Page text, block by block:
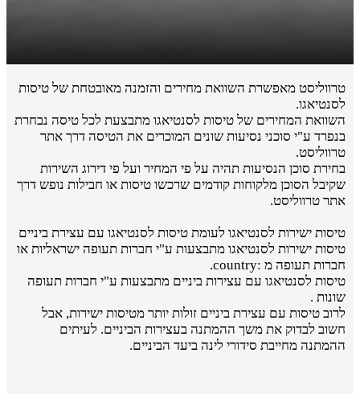
טרווליסט מאפשרת השוואת מחירים והזמנה מאובטחת של טיסות
לסנטיאגו.
השוואת המחירים של טיסות לסנטיאגו מתבצעת לכל טיסה נבחרת
בנפרד ע"י סוכני נסיעות שונים המוכרים את הטיסה דרך אתר
טרווליסט.
בחירת סוכן הנסיעות תהיה על פי המחיר ועל פי דירוג השירות
שקיבל הסוכן מלקוחות קודמים שרכשו טיסות או חבילות נופש דרך
אתר טרווליסט.
טיסות ישירות לסנטיאגו לעומת טיסות לסנטיאגו עם עצירת ביניים
טיסות ישירות לסנטיאגו מתבצעות ע"י חברות תעופה ישראליות או
חברות תעופה מ :country.
טיסות לסנטיאגו עם עצירות ביניים מתבצעות ע"י חברות תעופה
שונות .
לרוב טיסות עם עצירת ביניים זולות יותר מטיסות ישירות, אבל
חשוב לבדוק את משך ההמתנה בעצירות הביניים. לעיתים
ההמתנה מחייבת סידורי לינה ביעד הביניים.